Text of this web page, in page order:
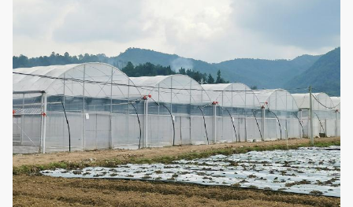
2
Estructura de
acero
Caliente-
galvanizada
Sí
3
Película del
invernadero
Hay mucho
grueso a elegir
de
Opcional
Polietileno de